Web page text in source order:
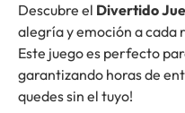
Descubre el Divertido
alegría y emoción a cada
Este juego es perfecto
garantizando horas de
quedes sin el tuyo!